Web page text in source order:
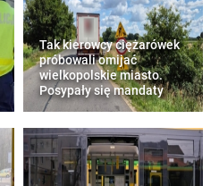
Tak kierowcy ciężarówek
próbowali omijać
wielkopolskie miasto.
Posypały się mandaty